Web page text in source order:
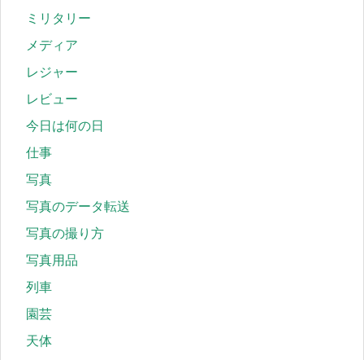
ミリタリー
メディア
レジャー
レビュー
今日は何の日
仕事
写真
写真のデータ転送
写真の撮り方
写真用品
列車
園芸
天体